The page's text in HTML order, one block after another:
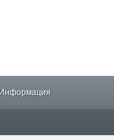
Информация